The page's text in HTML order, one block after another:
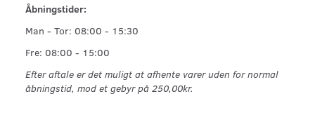
Åbningstider:
Man - Tor: 08:00 - 15:30
Fre: 08:00 - 15:00
Efter aftale er det muligt at afhente varer uden for normal
åbningstid, mod et gebyr på 250,00kr.